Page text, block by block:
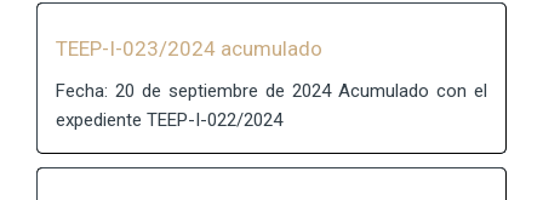
TEEP-I-023/2024 acumulado
Fecha: 20 de septiembre de 2024 Acumulado con el
expediente TEEP-I-022/2024